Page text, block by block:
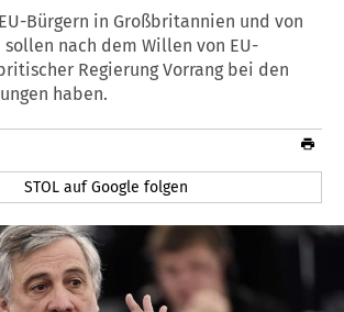
Bürgern in Großbritannien und von
nach dem Willen von EU-
Regierung Vorrang bei den
haben.
STOL auf Google folgen